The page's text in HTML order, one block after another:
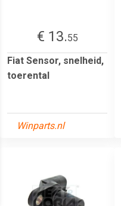
€ 13.55
Fiat Sensor, snelheid,
toerental
Winparts.nl